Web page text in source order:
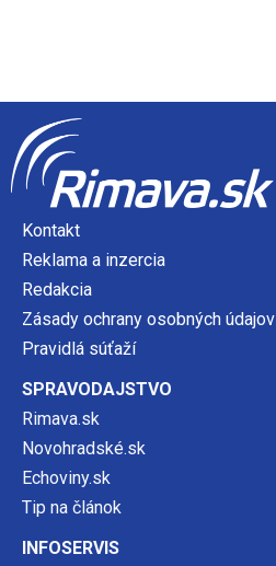
Kontakt
Reklama a inzercia
Redakcia
Zásady ochrany osobných údajov
Pravidlá súťaží
SPRAVODAJSTVO
Rimava.sk
Novohradské.sk
Echoviny.sk
Tip na článok
INFOSERVIS